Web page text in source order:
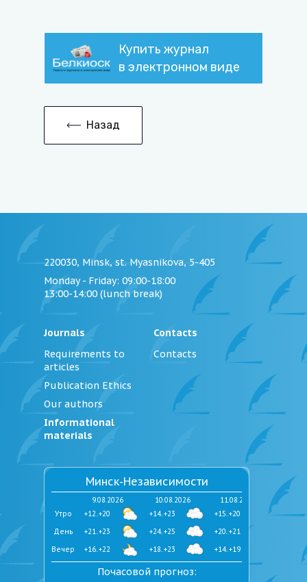
Купить журнал
в электронном виде
Назад
220030, Minsk, st. Myasnikova, 5-405
Monday - Friday: 09:00-18:00
13:00-14:00 (lunch break)
Journals
Requirements to
articles
Publication Ethics
Our authors
Informational
materials
Contacts
Contacts
Минск-Независимости
9.08.2026
+12..+20
+21..+23
+16..+22
10.08.2026
+14..+23
+24..+25
+18..+23
11.08.2026
+15..+20
+20..+21
+14..+19
Вечер
День
Утро
Почасовой прогноз: